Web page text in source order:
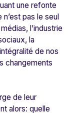
une refonte
pas le seul
l’industrie
la
de nos
changements
de leur
alors: quelle